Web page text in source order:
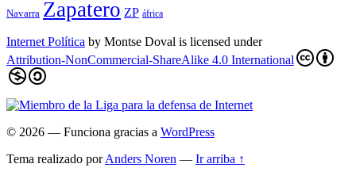
Navarra Zapatero ZP áfrica
Internet Política by Montse Doval is licensed under
Attribution-NonCommercial-ShareAlike 4.0 International
© 2026 — Funciona gracias a WordPress
Tema realizado porAnders Noren — Ir arriba ↑